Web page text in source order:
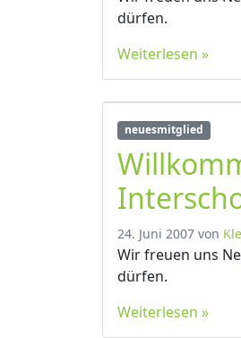
dürfen.
Weiterlesen »
neuesmitglied
24. Juni 2007 von
Wir freuen uns
dürfen.
Weiterlesen »